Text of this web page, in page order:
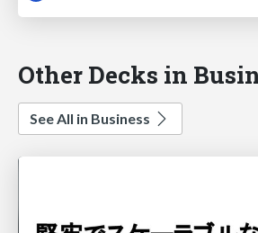
Other Decks in
See All in Business